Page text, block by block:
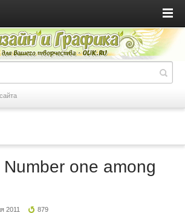
one among
2011 879